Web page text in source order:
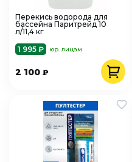
Перекись водорода для
бассейна Паритрейд 10
л/11,4 кг
1 995 ₽
юр. лицам
2 100 ₽